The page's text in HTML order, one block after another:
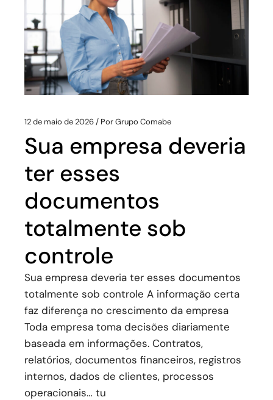
12 de maio de 2026 PorGrupo Comabe
Sua empresa deveria
ter esses
documentos
totalmente sob
controle
Sua empresa deveria ter esses documentos
totalmente sob controle A informação certa
faz diferença no crescimento da empresa
Toda empresa toma decisões diariamente
baseada em informações. Contratos,
relatórios, documentos financeiros, registros
internos, dados de clientes, processos
operacionais… tu